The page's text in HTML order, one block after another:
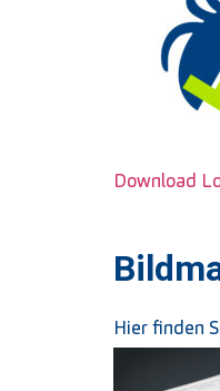
Download
Hier finden